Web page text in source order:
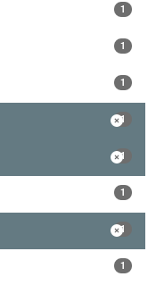
1
1
1
1
1
1
1
1